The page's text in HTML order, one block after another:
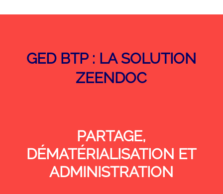
GED BTP : LA SOLUTION
ZEENDOC
PARTAGE,
DÉMATÉRIALISATION ET
ADMINISTRATION